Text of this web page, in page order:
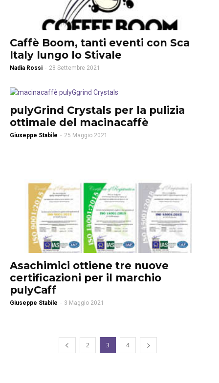
Caffè Boom, tanti eventi con Sca
Italy lungo lo Stivale
Nadia Rossi - 28 Settembre 2021
pulyGrind Crystals per la pulizia
ottimale del macinacaffè
Giuseppe Stabile - 25 Maggio 2021
Asachimici ottiene tre nuove
certificazioni per il marchio
pulyCaff
Giuseppe Stabile - 3 Maggio 2021
2 3 4